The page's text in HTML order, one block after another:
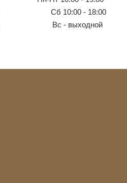
Сб 10:00 - 18:00
Вс - выходной